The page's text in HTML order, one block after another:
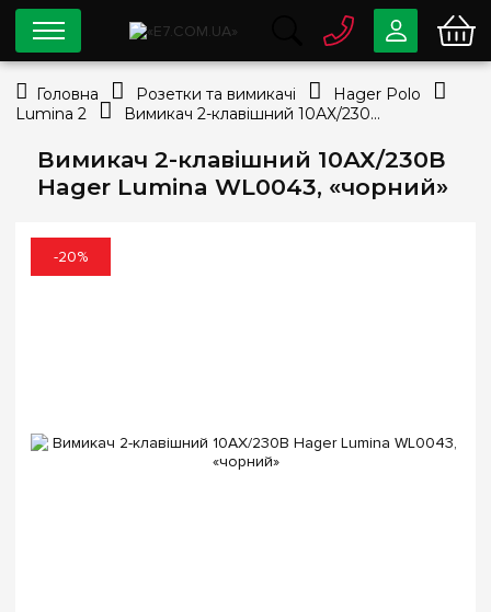
Вимикач 2-клавішний 10АХ/230В
Hager Lumina WL0043, «чорний»
-20%
0 80033-63-07
Безкоштовно
info@e7.com.ua
044334-79-78
Viber Telegram
Головна Розетки та вимикачі
Hager Polo
Lumina 2
Вимикач 2-клавішний 10АХ/230В Hager Lumina WL0043, «чорний»